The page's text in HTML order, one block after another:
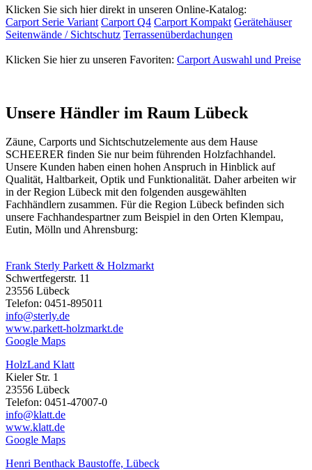
Klicken Sie sich hier direkt in unseren Online-Katalog:
Carport Serie Variant Carport Q4 Carport Kompakt Gerätehäuser
Seitenwände / Sichtschutz Terrassenüberdachungen
Klicken Sie hier zu unseren Favoriten: Carport Auswahl und Preise
Unsere Händler im Raum Lübeck
Zäune, Carports und Sichtschutzelemente aus dem Hause
SCHEERER finden Sie nur beim führenden Holzfachhandel.
Unsere Kunden haben einen hohen Anspruch in Hinblick auf
Qualität, Haltbarkeit, Optik und Funktionalität. Daher arbeiten wir
in der Region Lübeck mit den folgenden ausgewählten
Fachhändlern zusammen. Für die Region Lübeck befinden sich
unsere Fachhandespartner zum Beispiel in den Orten Klempau,
Eutin, Mölln und Ahrensburg:
Frank Sterly Parkett & Holzmarkt
Schwertfegerstr. 11
23556 Lübeck
Telefon: 0451-895011
info@sterly.de
www.parkett-holzmarkt.de
Google Maps
HolzLand Klatt
Kieler Str. 1
23556 Lübeck
Telefon: 0451-47007-0
info@klatt.de
www.klatt.de
Google Maps
Henri Benthack Baustoffe, Lübeck